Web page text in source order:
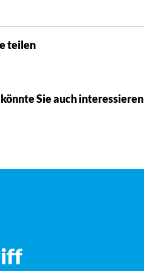
teilen
könnte Sie auch interessieren